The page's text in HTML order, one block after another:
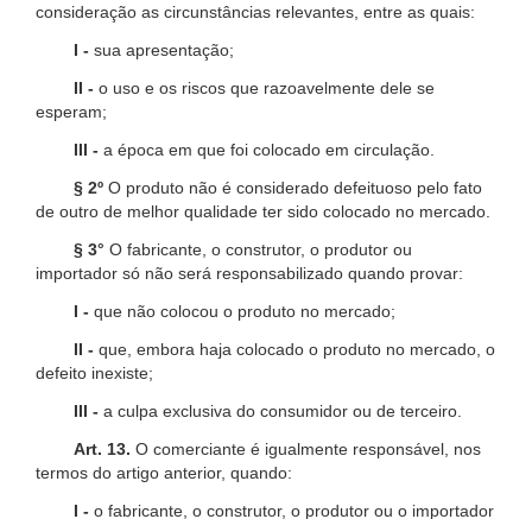
consideração as circunstâncias relevantes, entre as quais:
I - sua apresentação;
II - o uso e os riscos que razoavelmente dele se
esperam;
III - a época em que foi colocado em circulação.
§ 2º O produto não é considerado defeituoso pelo fato
de outro de melhor qualidade ter sido colocado no mercado.
§ 3° O fabricante, o construtor, o produtor ou
importador só não será responsabilizado quando provar:
I - que não colocou o produto no mercado;
II - que, embora haja colocado o produto no mercado, o
defeito inexiste;
III - a culpa exclusiva do consumidor ou de terceiro.
Art. 13. O comerciante é igualmente responsável, nos
termos do artigo anterior, quando:
I - o fabricante, o construtor, o produtor ou o importador